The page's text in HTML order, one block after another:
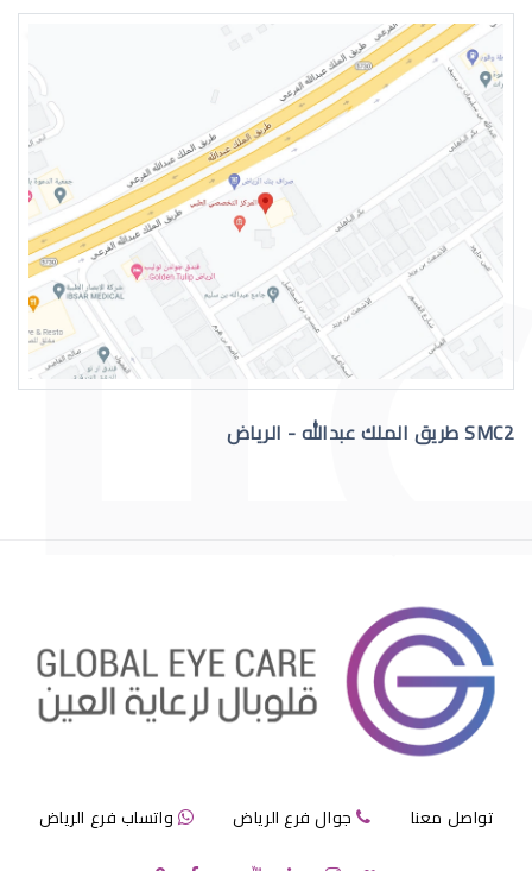
القرنية المخروطية وراثة
القرنية المخروطية والصداع
قرنية الصناعية
SMC2 طريق الملك عبدالله - الرياض
تواصل معنا جوال فرع الرياض واتساب فرع الرياض